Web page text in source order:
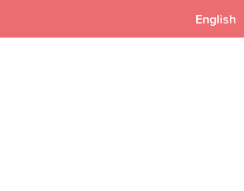
English